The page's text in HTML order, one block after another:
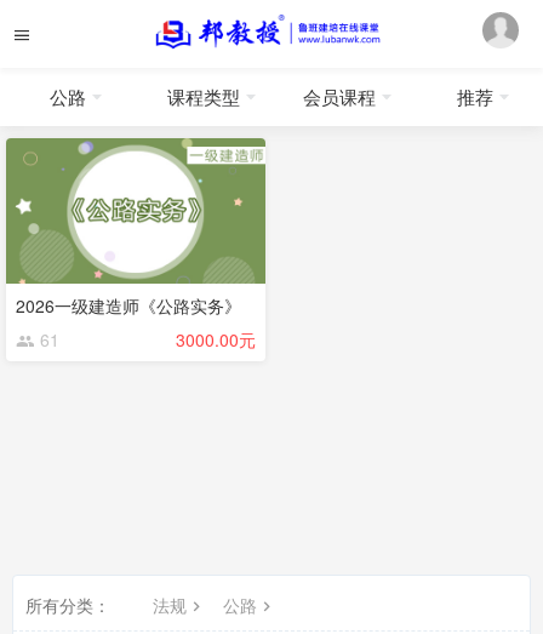
公路 课程类型 会员课程 推荐
2026一级建造师《公路实务》
61
3000.00元
所有分类： 法规 公路